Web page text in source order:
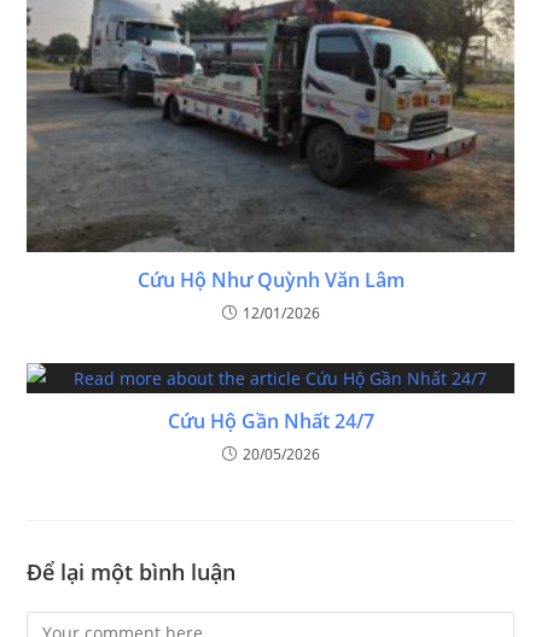
Cứu Hộ Như Quỳnh Văn Lâm
12/01/2026
Cứu Hộ Gần Nhất 24/7
20/05/2026
Để lại một bình luận